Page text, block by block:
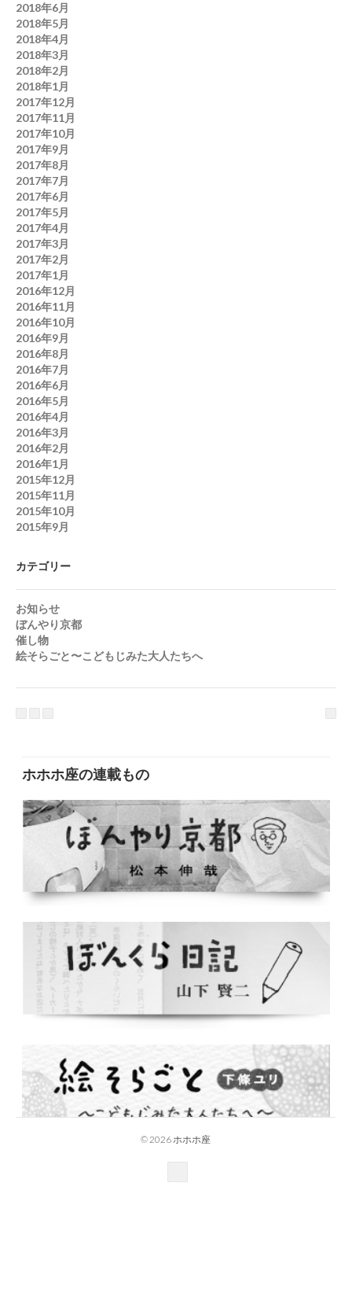
2018年6月
2018年5月
2018年4月
2018年3月
2018年2月
2018年1月
2017年12月
2017年11月
2017年10月
2017年9月
2017年8月
2017年7月
2017年6月
2017年5月
2017年4月
2017年3月
2017年2月
2017年1月
2016年12月
2016年11月
2016年10月
2016年9月
2016年8月
2016年7月
2016年6月
2016年5月
2016年4月
2016年3月
2016年2月
2016年1月
2015年12月
2015年11月
2015年10月
2015年9月
カテゴリー
お知らせ
ぼんやり京都
催し物
絵そらごと〜こどもじみた大人たちへ
ホホホ座の連載もの
© 2026 ホホホ座